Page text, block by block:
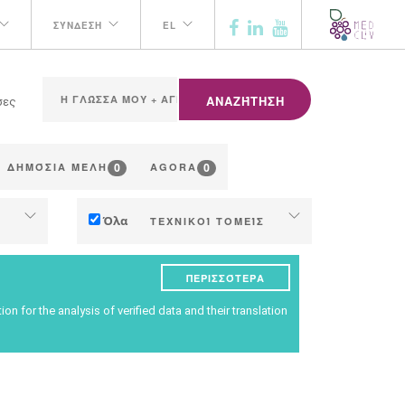
ΣΎΝΔΕΣΗ EL
ΑΝΑΖΉΤΗΣΗ
ΔΗΜΌΣΙΑ ΜΈΛΗ 0 AGORA 0
Όλα ΤΕΧΝΙΚΟΊ ΤΟΜΕΊΣ
Έδαφος
Διαχείριση νερού
Ποιότητα σταφυλιού/κρασιού
for the analysis of verified data and their translation
ΠΕΡΙΣΣΌΤΕΡΑ